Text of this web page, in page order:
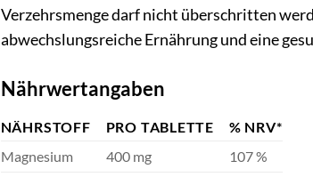
Verzehrsmenge darf nicht überschritten
abwechslungsreiche Ernährung und eine
Nährwertangaben
NÄHRSTOFF PRO TABLETTE
% NRV*
Magnesium
400 mg
107 %